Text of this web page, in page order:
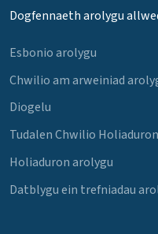
Dogfennaeth arolygu
Esbonio arolygu
Chwilio am arweiniad
Diogelu
Tudalen Chwilio
Holiaduron arolygu
Datblygu ein trefniadau